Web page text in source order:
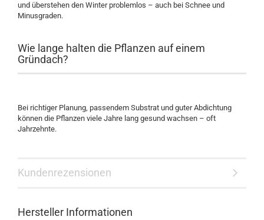
und überstehen den Winter problemlos – auch bei Schnee und
Minusgraden.
Wie lange halten die Pflanzen auf einem
Gründach?
Bei richtiger Planung, passendem Substrat und guter Abdichtung
können die Pflanzen viele Jahre lang gesund wachsen – oft
Jahrzehnte.
Kundenrezensionen
Hersteller Informationen